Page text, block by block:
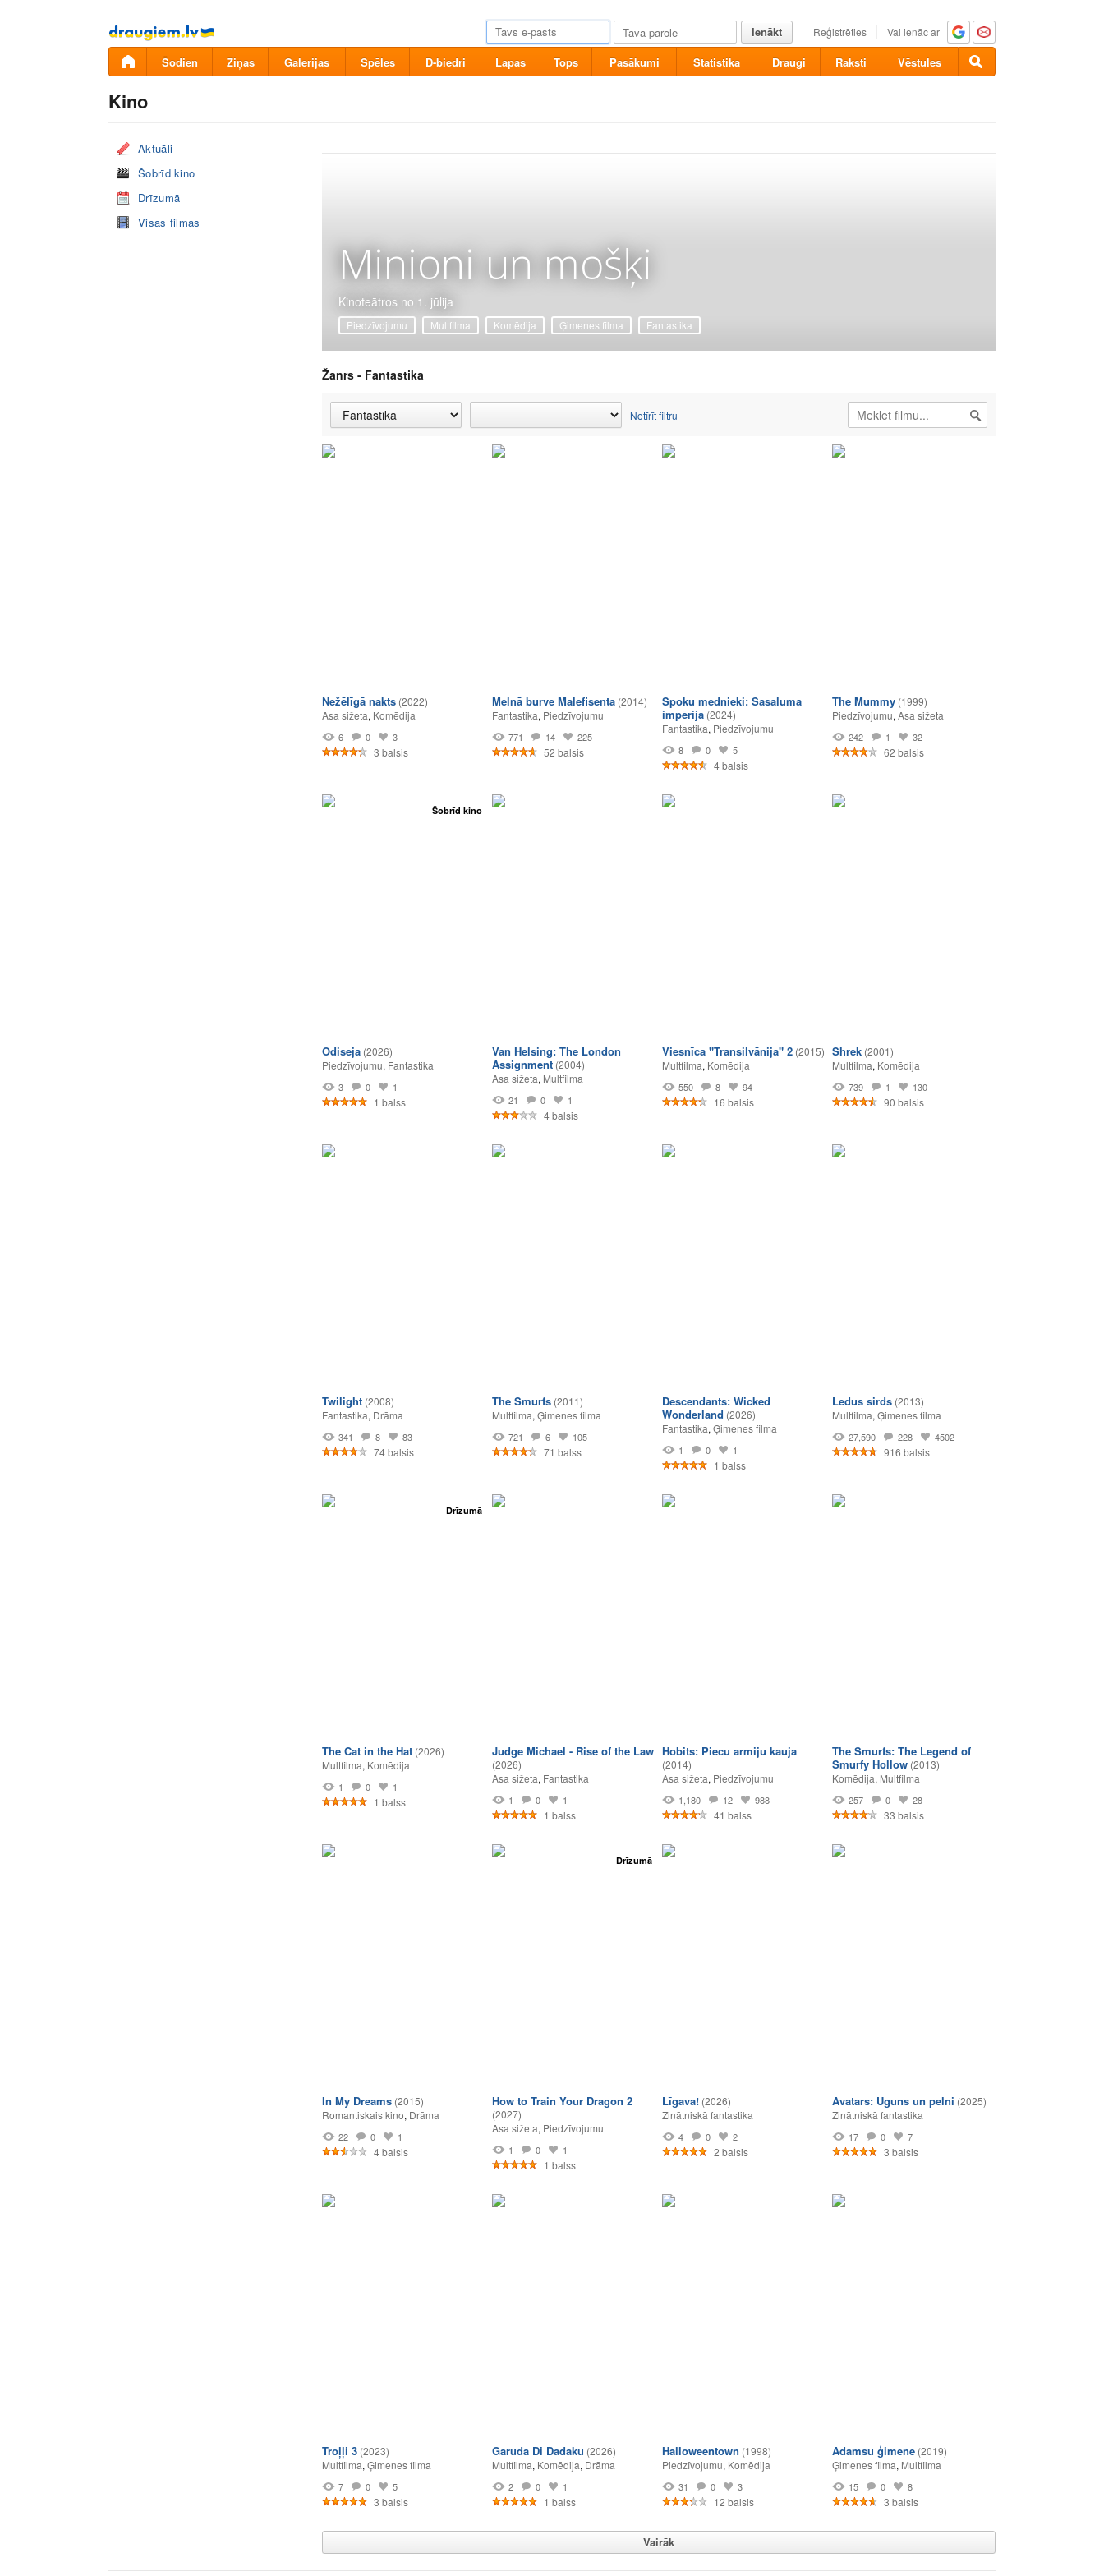
Pāriet
uz
saturu
Ienākt Reģistrēties Vai ienāc ar
Šodien Ziņas Galerijas Spēles D-biedri Lapas Tops Pasākumi Statistika Draugi Raksti Vēstules
Kino
Aktuāli
Šobrīd kino
Drīzumā
Visas filmas
Minioni un mošķi
Kinoteātros no 1. jūlija
Piedzīvojumu Multfilma Komēdija Ģimenes filma Fantastika
Žanrs - Fantastika
Notīrīt filtru
Nežēlīgā nakts (2022)
Asa sižeta, Komēdija
6 0 3
3 balsis
Melnā burve Malefisenta (2014)
Fantastika, Piedzīvojumu
771 14 225
52 balsis
Spoku mednieki: Sasaluma
impērija (2024)
Fantastika, Piedzīvojumu
8 0 5
4 balsis
The Mummy (1999)
Piedzīvojumu, Asa sižeta
242 1 32
62 balsis
Šobrīd kino
Odiseja (2026)
Piedzīvojumu, Fantastika
3 0 1
1 balss
Van Helsing: The London
Assignment (2004)
Asa sižeta, Multfilma
21 0 1
4 balsis
Viesnīca "Transilvānija" 2 (2015)
Multfilma, Komēdija
550 8 94
16 balsis
Shrek (2001)
Multfilma, Komēdija
739 1 130
90 balsis
Twilight (2008)
Fantastika, Drāma
341 8 83
74 balsis
The Smurfs (2011)
Multfilma, Ģimenes filma
721 6 105
71 balss
Descendants: Wicked
Wonderland (2026)
Fantastika, Ģimenes filma
1 0 1
1 balss
Ledus sirds (2013)
Multfilma, Ģimenes filma
27,590 228 4502
916 balsis
Drīzumā
The Cat in the Hat (2026)
Multfilma, Komēdija
1 0 1
1 balss
Judge Michael - Rise of the Law
(2026)
Asa sižeta, Fantastika
1 0 1
1 balss
Hobits: Piecu armiju kauja
(2014)
Asa sižeta, Piedzīvojumu
1,180 12 988
41 balss
The Smurfs: The Legend of
Smurfy Hollow (2013)
Komēdija, Multfilma
257 0 28
33 balsis
In My Dreams (2015)
Romantiskais kino, Drāma
22 0 1
4 balsis
Drīzumā
How to Train Your Dragon 2
(2027)
Asa sižeta, Piedzīvojumu
1 0 1
1 balss
Līgava! (2026)
Zinātniskā fantastika
4 0 2
2 balsis
Avatars: Uguns un pelni (2025)
Zinātniskā fantastika
17 0 7
3 balsis
Troļļi 3 (2023)
Multfilma, Ģimenes filma
7 0 5
3 balsis
Garuda Di Dadaku (2026)
Multfilma, Komēdija, Drāma
2 0 1
1 balss
Halloweentown (1998)
Piedzīvojumu, Komēdija
31 0 3
12 balsis
Adamsu ģimene (2019)
Ģimenes filma, Multfilma
15 0 8
3 balsis
Vairāk